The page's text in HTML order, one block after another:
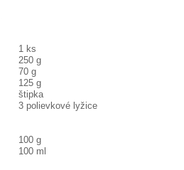
1 ks
250 g
70 g
125 g
štipka
3 polievkové lyžice
100 g
100 ml